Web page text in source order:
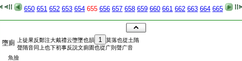
650 651 652 653 654 655 656 657 658 659 660 661 662 663 664 665
墮廁 上徒果反鄭注大戴禮云墮墜也韻 1
莫落也從土隋
聲隋音同上也下初事反説文廁圊也從广則聲广音
魚撿